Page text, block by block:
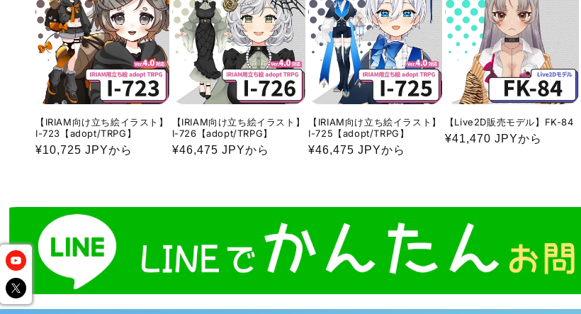
【IRIAM向け立ち絵イラスト】
I-723【adopt/TRPG】
通
¥10,725 JPYから
【IRIAM向け立ち絵イラスト】
I-726【adopt/TRPG】
通
¥46,475 JPYから
【IRIAM向け立ち絵イラスト】
I-725【adopt/TRPG】
通
¥46,475 JPYから
【Live2D販売モデル】FK-84
通
¥41,470 JPYから